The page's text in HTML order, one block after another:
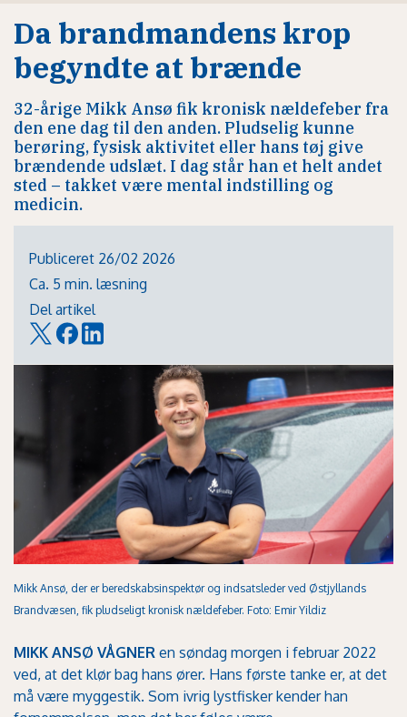
Da brandmandens krop
begyndte at brænde
32-årige Mikk Ansø fik kronisk nældefeber fra
den ene dag til den anden. Pludselig kunne
berøring, fysisk aktivitet eller hans tøj give
brændende udslæt. I dag står han et helt andet
sted – takket være mental indstilling og
medicin.
Publiceret 26/02 2026
Ca. 5 min. læsning
Del artikel
Mikk Ansø, der er beredskabsinspektør og indsatsleder ved Østjyllands
Brandvæsen, fik pludseligt kronisk nældefeber. Foto: Emir Yildiz
MIKK ANSØ VÅGNER en søndag morgen i februar 2022
ved, at det klør bag hans ører. Hans første tanke er, at det
må være myggestik. Som ivrig lystfisker kender han